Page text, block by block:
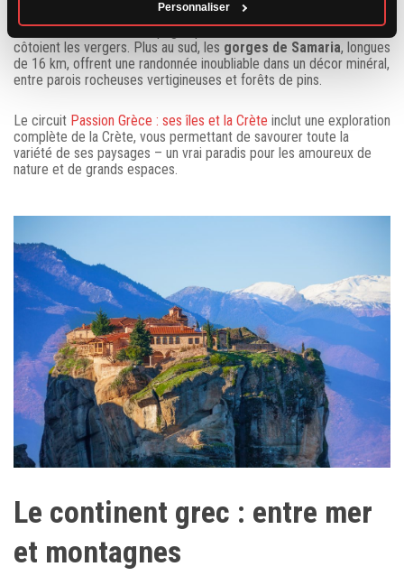
Personnaliser
et gorges spectaculaires. Leplateau de Lassithi
sommets, abrite une campagne paisible où les moulins à vent
côtoient les vergers. Plus au sud, les gorges de Samaria, longues
de 16 km, offrent une randonnée inoubliable dans un décor minéral,
entre parois rocheuses vertigineuses et forêts de pins.
Le circuit Passion Grèce : ses îles et la Crète inclut une exploration
complète de la Crète, vous permettant de savourer toute la
variété de ses paysages – un vrai paradis pour les amoureux de
nature et de grands espaces.
Le continent grec : entre mer
et montagnes